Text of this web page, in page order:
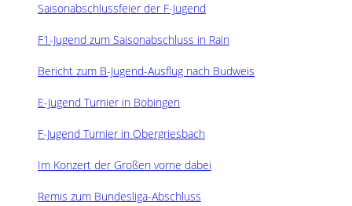
Saisonabschlussfeier der F-Jugend
F1-Jugend zum Saisonabschluss in Rain
Bericht zum B-Jugend-Ausflug nach Budweis
E-Jugend Turnier in Bobingen
F-Jugend Turnier in Obergriesbach
Im Konzert der Großen vorne dabei
Remis zum Bundesliga-Abschluss